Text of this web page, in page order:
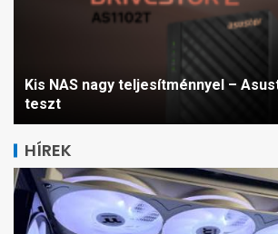
Kis NAS nagy teljesítménnyel –
teszt
HÍREK